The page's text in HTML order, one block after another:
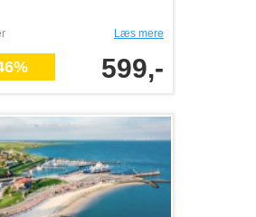
Læs mere
599,-